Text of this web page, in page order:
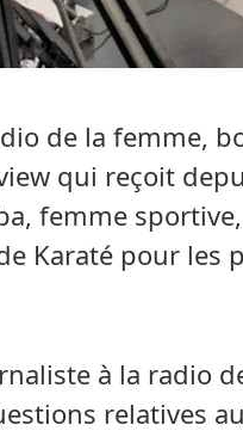
de la femme,
qui reçoit
femme
Karaté pour les
à la radio
relatives